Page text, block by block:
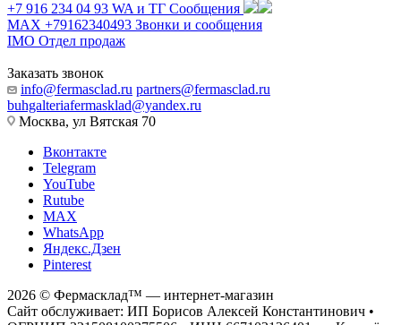
+7 916 234 04 93 WA и ТГ Сообщения
MAX +79162340493 Звонки и сообщения
IMO Отдел продаж
Заказать звонок
info@fermasclad.ru partners@fermasclad.ru
buhgalteriafermasklad@yandex.ru
Москва, ул Вятская 70
Вконтакте
Telegram
YouTube
Rutube
MAX
WhatsApp
Яндекс.Дзен
Pinterest
2026 © Фермасклад™ — интернет-магазин
Сайт обслуживает: ИП Борисов Алексей Константинович •